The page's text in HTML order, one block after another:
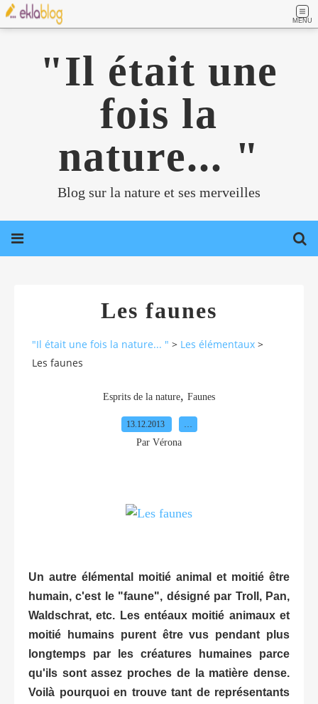
MENU
"Il était une
fois la
nature... "
Blog sur la nature et ses merveilles
Les faunes
"Il était une fois la nature... " > Les élémentaux >
Les faunes
Esprits de la nature, Faunes
13.12.2013
Par Vérona
Un autre élémental moitié animal et moitié être
humain, c'est le "faune", désigné par Troll, Pan,
Waldschrat, etc. Les entéaux moitié animaux et
moitié humains purent être vus pendant plus
longtemps par les créatures humaines parce
qu'ils sont assez proches de la matière dense.
Voilà pourquoi en trouve tant de représentants